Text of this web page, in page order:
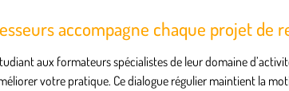
accompagne chaque projet de
aux formateurs spécialistes de leur domaine
votre pratique. Ce dialogue régulier maintient la